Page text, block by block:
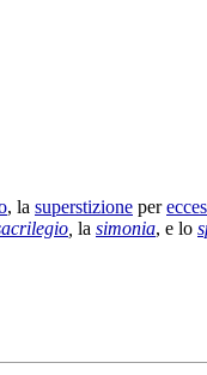
, la superstizione per
la simonia, e lo